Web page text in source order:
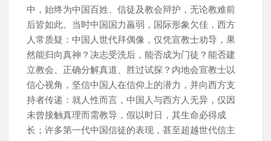
中，始终为中国百姓、信徒及教会辩护，无论教难前
后皆如此。当时中国国力羸弱，国际形象欠佳，西方
人常质疑：中国人世代拜偶像，仅凭宣教士劝导，果
然能归向真神？决志受洗后，能否成为门徒？能否建
立教会、正确分解真道、胜过试探？内地会宣教士以
信心视角，坚信中国人在信仰上的潜力，并向西方支
持者传递：就人性而言，中国人与西方人无异，仅因
未曾接触真理而需教导，假以时日，其生命必得成
长；许多第一代中国信徒的表现，甚至超越世代信主